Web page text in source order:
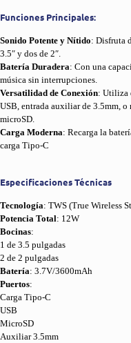
Funciones Principales:
Sonido Potente y Nítido: Disfruta
3.5″ y dos de 2″.
Batería Duradera: Con una
música sin interrupciones.
Versatilidad de Conexión: Utiliza
USB, entrada auxiliar de 3.5mm, o
microSD.
Carga Moderna: Recarga la
carga Tipo-C
Especificaciones Técnicas
Tecnología: TWS (True Wireless
Potencia Total: 12W
Bocinas:
1 de 3.5 pulgadas
2 de 2 pulgadas
Batería: 3.7V/3600mAh
Puertos:
Carga Tipo-C
USB
MicroSD
Auxiliar 3.5mm